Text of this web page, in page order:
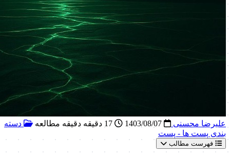
علیرضا محسنی
دسته
بندی پست ها - پست
فهرست مطالب